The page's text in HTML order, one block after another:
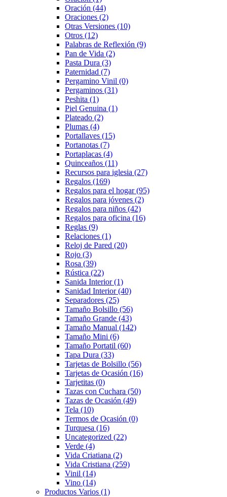
Oración (44)
Oraciones (2)
Otras Versiones (10)
Otros (12)
Palabras de Reflexión (9)
Pan de Vida (2)
Pasta Dura (3)
Paternidad (7)
Pergamino Vinil (0)
Pergaminos (31)
Peshita (1)
Piel Genuina (1)
Plateado (2)
Plumas (4)
Portallaves (15)
Portanotas (7)
Portaplacas (4)
Quinceaños (11)
Recursos para iglesia (27)
Regalos (169)
Regalos para el hogar(95)
Regalos para jóvenes (2)
Regalos para niños (42)
Regalos para oficina (16)
Reglas (9)
Relaciones (1)
Reloj de Pared (20)
Rojo (3)
Rosa (39)
Rústica (22)
Sanida Interior(1)
Sanidad Interior(40)
Separadores (25)
Tamaño Bolsillo (56)
Tamaño Grande (43)
Tamaño Manual (142)
Tamaño Mini (6)
Tamaño Portatil (60)
Tapa Dura (33)
Tarjetas de Bolsillo (56)
Tarjetas de Ocasión (16)
Tarjetitas (0)
Tazas con Cuchara (50)
Tazas de Ocasión (49)
Tela (10)
Termos de Ocasión (0)
Turquesa (16)
Uncategorized (22)
Verde (4)
Vida Criatiana (2)
Vida Cristiana (259)
Vinil (14)
Vino (14)
Productos Varios (1)